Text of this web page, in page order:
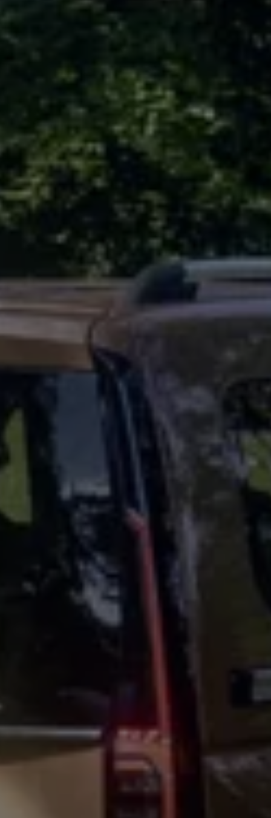
Financiación para Volkswagen de ocasión
My Renting
VW Connect
Descarga de nuevas funcionalidades
Actualización de software
Car-Net
App-Connect
Mantenimiento y reparaciones
Ventajas Servicio Oficial
Plan de mantenimiento
Baterías
Carrocería
Servicio técnico para eléctricos
Asistencia y garantía
Asistencia en carretera
Garantía Volkswagen
Ventajas para profesionales
Vehículo de sustitución
Recogida y entrega del vehículo
ServicePlus
Volkswagen Long Drive
Ofertas posventa
Servicio técnico para eléctricos
Comunicados
Información sobre EA189
Retirada por seguridad de airbags Takata
Alquiler con Rent-a-Car
Accesorios Originales
Comunidad The Originals
Comunidad The Originals
Historias Originales
Concentración FurgoVolkswagen